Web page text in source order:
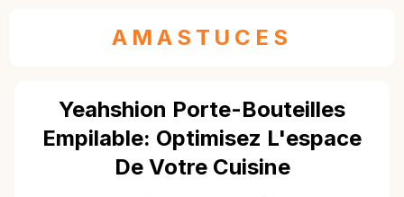
AMASTUCES
Yeahshion Porte-Bouteilles
Empilable: Optimisez L'espace
De Votre Cuisine